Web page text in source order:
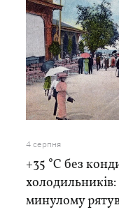
4 серпня
+35 °C без
минулому